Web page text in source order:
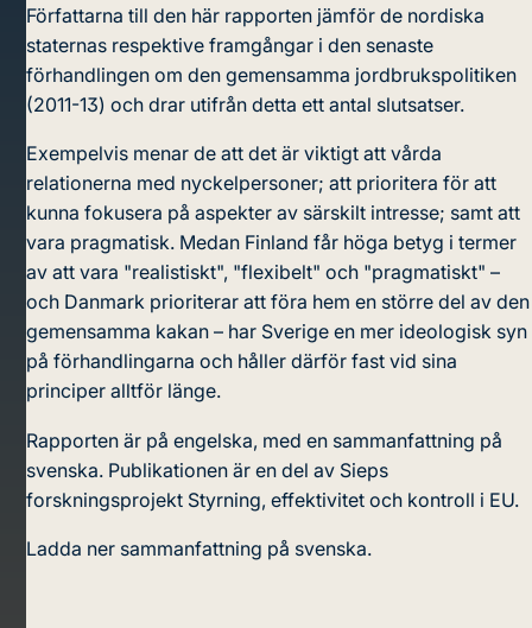
Författarna till den här rapporten jämför de nordiska
staternas respektive framgångar i den senaste
förhandlingen om den gemensamma jordbrukspolitiken
(2011-13) och drar utifrån detta ett antal slutsatser.
Exempelvis menar de att det är viktigt att vårda
relationerna med nyckelpersoner; att prioritera för att
kunna fokusera på aspekter av särskilt intresse; samt att
vara pragmatisk. Medan Finland får höga betyg i termer
av att vara "realistiskt", "flexibelt" och "pragmatiskt" –
och Danmark prioriterar att föra hem en större del av den
gemensamma kakan – har Sverige en mer ideologisk syn
på förhandlingarna och håller därför fast vid sina
principer alltför länge.
Rapporten är på engelska, med en sammanfattning på
svenska. Publikationen är en del av Sieps
forskningsprojekt Styrning, effektivitet och kontroll i EU.
Ladda ner sammanfattning på svenska.